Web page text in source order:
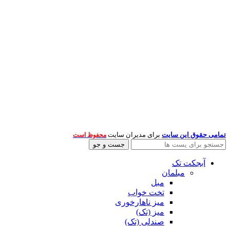
تمامی حقوق این سایت برای مدیران سایت محفوظ است
جست و جو
آبجکت تک
مبلمان
مبل
تخت خواب
میز ناهارخوری
میز (تک)
صندلی (تک)